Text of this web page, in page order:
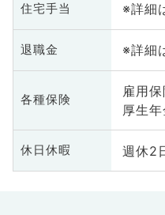
住宅手当 ※詳細
退職金 ※詳細
各種保険
雇用
厚生
休日休暇 週休2